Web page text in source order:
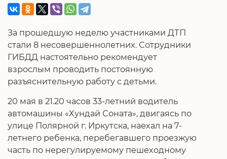
За прошедшую неделю участниками ДТП
стали 8 несовершеннолетних. Сотрудники
ГИБДД настоятельно рекомендует
взрослым проводить постоянную
разъяснительную работу с детьми.
20 мая в 21.20 часов 33-летний водитель
автомашины «Хундай Соната», двигаясь по
улице Полярной г. Иркутска, наехал на 7-
летнего ребенка, перебегавшего проезжую
часть по нерегулируемому пешеходному